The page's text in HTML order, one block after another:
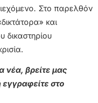
Στο παρελθόν
και
δικαστηρίου
νέα, βρείτε μας
εγγραφείτε στο